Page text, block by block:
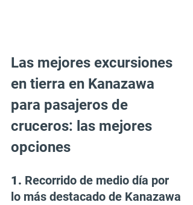
Las mejores excursiones
en tierra en Kanazawa
para pasajeros de
cruceros: las mejores
opciones
1. Recorrido de medio día por
lo más destacado de Kanazawa